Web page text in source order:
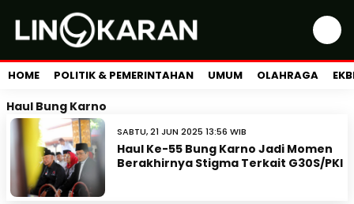
HOME POLITIK & PEMERINTAHAN UMUM OLAHRAGA
Haul Bung Karno
SABTU, 21 JUN 2025 13:56 WIB
Haul Ke-55 Bung Karno Jadi Momen
Berakhirnya Stigma Terkait G30S/PKI